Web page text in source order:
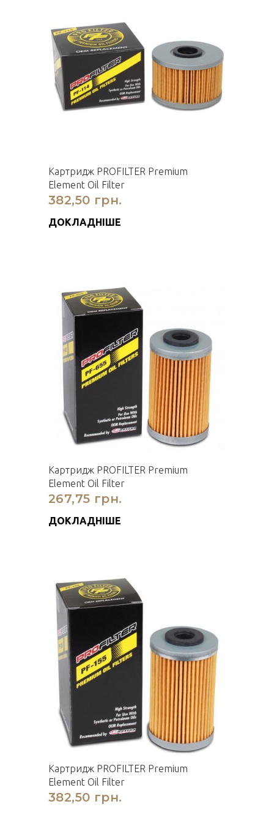
Картридж PROFILTER Premium
Element Oil Filter
382,50 грн.
ДОКЛАДНІШЕ
Картридж PROFILTER Premium
Element Oil Filter
267,75 грн.
ДОКЛАДНІШЕ
Картридж PROFILTER Premium
Element Oil Filter
382,50 грн.